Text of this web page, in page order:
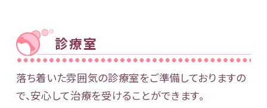
診療室
落ち着いた雰囲気の診療室をご準備しておりますの
で、安心して治療を受けることができます。